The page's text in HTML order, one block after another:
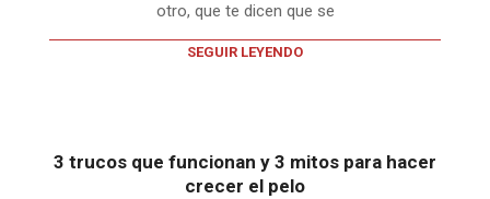
otro, que te dicen que se
SEGUIR LEYENDO
3 trucos que funcionan y 3 mitos para hacer
crecer el pelo